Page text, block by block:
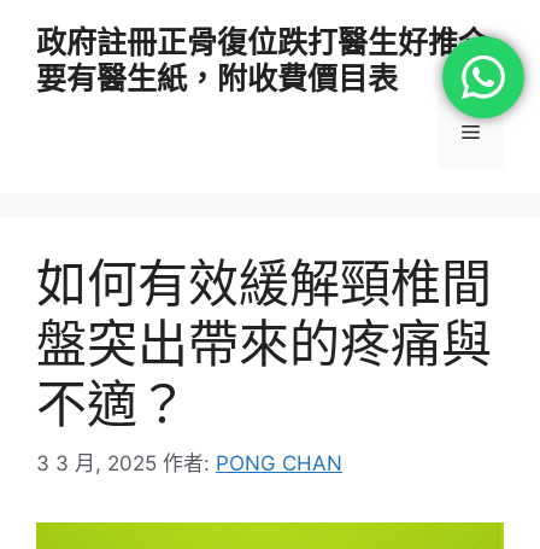
政府註冊正骨復位跌打醫生好推介
要有醫生紙，附收費價目表
選
如何有效緩解頸椎間
盤突出帶來的疼痛與
不適？
3 3 月, 2025 作者: PONG CHAN